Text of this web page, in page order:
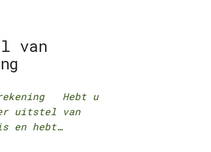
van
Hebt u
uitstel van
en hebt…